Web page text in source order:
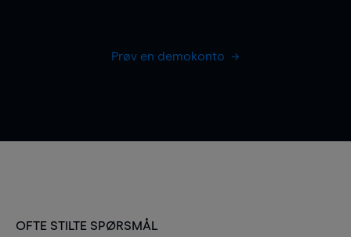
Prøv en demokonto
OFTE STILTE SPØRSMÅL